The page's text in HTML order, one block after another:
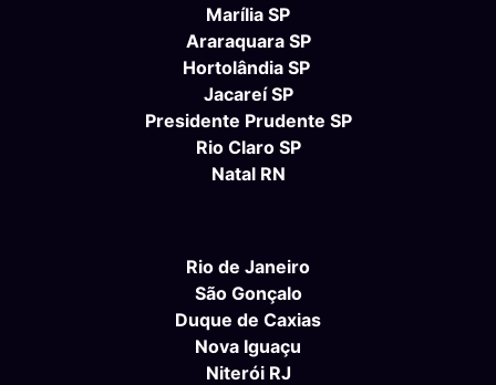
Marília SP
Araraquara SP
Hortolândia SP
Jacareí SP
Presidente Prudente SP
Rio Claro SP
Natal RN
Rio de Janeiro
São Gonçalo
Duque de Caxias
Nova Iguaçu
Niterói RJ